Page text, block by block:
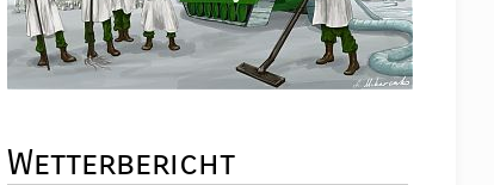
Wetterbericht